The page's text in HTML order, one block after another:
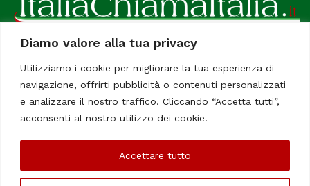
Diamo valore alla tua privacy
Utilizziamo i cookie per migliorare la tua esperienza di
navigazione, offrirti pubblicità o contenuti personalizzati
e analizzare il nostro traffico. Cliccando “Accetta tutti”,
acconsenti al nostro utilizzo dei cookie.
Accettare tutto
ItaliaChiamaItalia, il TUO quotidiano online preferito.
Dedicato in particolare a tutti gli italiani residenti all'estero.
Tutti i diritti sono riservati. Quotidiano online indipendente
Le Firme